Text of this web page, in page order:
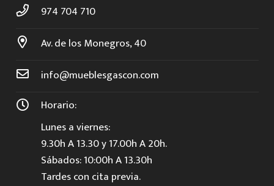
974 704 710
Av. de los Monegros, 40
info@mueblesgascon.com
Horario:
Lunes a viernes:
9.30h A 13.30 y 17.00h A 20h.
Sábados: 10:00h A 13.30h
Tardes con cita previa.